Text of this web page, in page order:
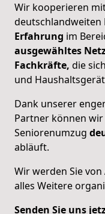
Wir kooperieren
deutschlandweiten
Erfahrung im
ausgewähltes
Fachkräfte, die
und
Dank unserer
Partner können
Seniorenumzug
abläuft.
Wir werden Sie
alles Weitere
Senden Sie uns